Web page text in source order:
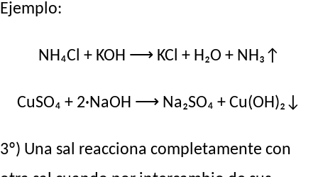
Ejemplo:
NH₄Cl + KOH ⟶ KCl + H₂O + NH₃↑
CuSO₄ + 2·NaOH ⟶ Na₂SO₄ + Cu(OH)₂↓
3º) Una sal reacciona completamente con